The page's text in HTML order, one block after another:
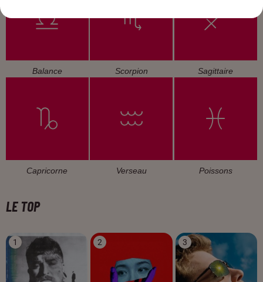
Balance Scorpion Sagittaire
Capricorne Verseau Poissons
LE TOP
1 2 3